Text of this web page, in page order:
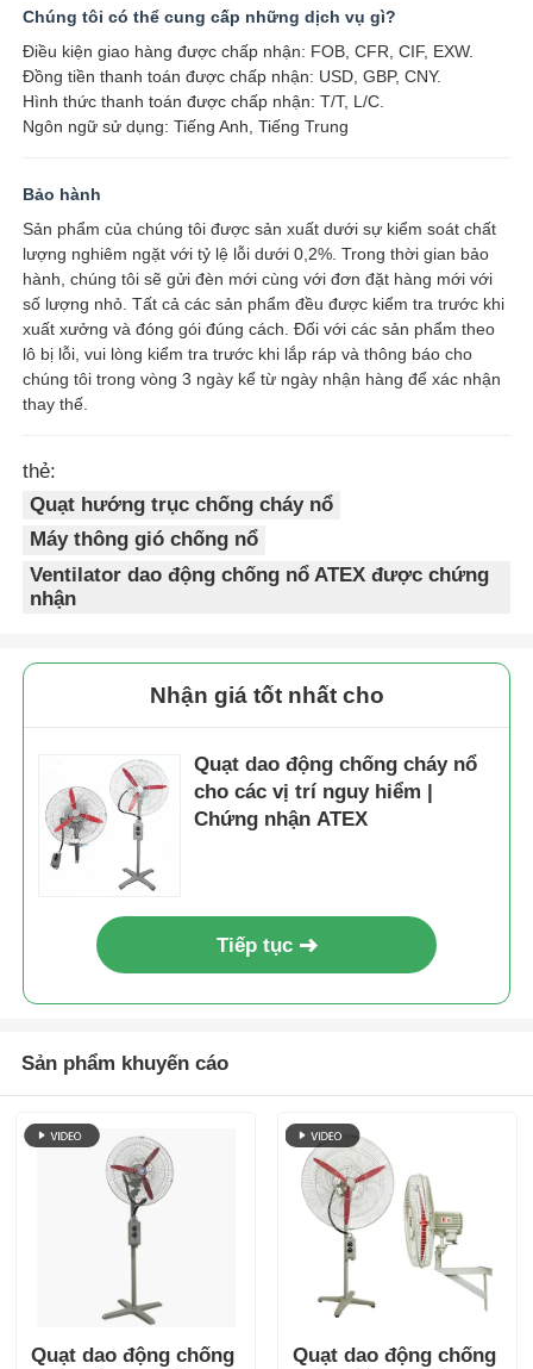
Chúng tôi có thể cung cấp những dịch vụ gì?
Điều kiện giao hàng được chấp nhận: FOB, CFR, CIF, EXW.
Đồng tiền thanh toán được chấp nhận: USD, GBP, CNY.
Hình thức thanh toán được chấp nhận: T/T, L/C.
Ngôn ngữ sử dụng: Tiếng Anh, Tiếng Trung
Bảo hành
Sản phẩm của chúng tôi được sản xuất dưới sự kiểm soát chất
lượng nghiêm ngặt với tỷ lệ lỗi dưới 0,2%. Trong thời gian bảo
hành, chúng tôi sẽ gửi đèn mới cùng với đơn đặt hàng mới với
số lượng nhỏ. Tất cả các sản phẩm đều được kiểm tra trước khi
xuất xưởng và đóng gói đúng cách. Đối với các sản phẩm theo
lô bị lỗi, vui lòng kiểm tra trước khi lắp ráp và thông báo cho
chúng tôi trong vòng 3 ngày kể từ ngày nhận hàng để xác nhận
thay thế.
thẻ:
Quạt hướng trục chống cháy nổ
Máy thông gió chống nổ
Ventilator dao động chống nổ ATEX được chứng
nhận
Nhận giá tốt nhất cho
Quạt dao động chống cháy nổ
cho các vị trí nguy hiểm |
Chứng nhận ATEX
Tiếp tục
Sản phẩm khuyến cáo
Quạt dao động chống
Quạt dao động chống